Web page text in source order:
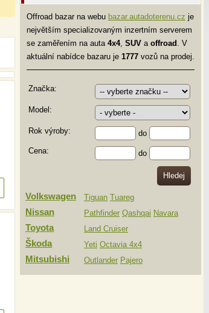
Offroad bazar na webu bazar.autadoterenu.cz je
největším specializovaným inzertním serverem
se zaměřením na auta 4x4, SUV a offroad . V
aktuální nabídce bazaru je 1777 vozů na prodej.
Značka:
Model:
Rok výroby:
do
Cena:
do
Volkswagen Tiguan Tuareg
Nissan Pathfinder Qashqai Navara
Toyota Land Cruiser
Škoda Yeti Octavia 4x4
Mitsubishi Outlander Pajero